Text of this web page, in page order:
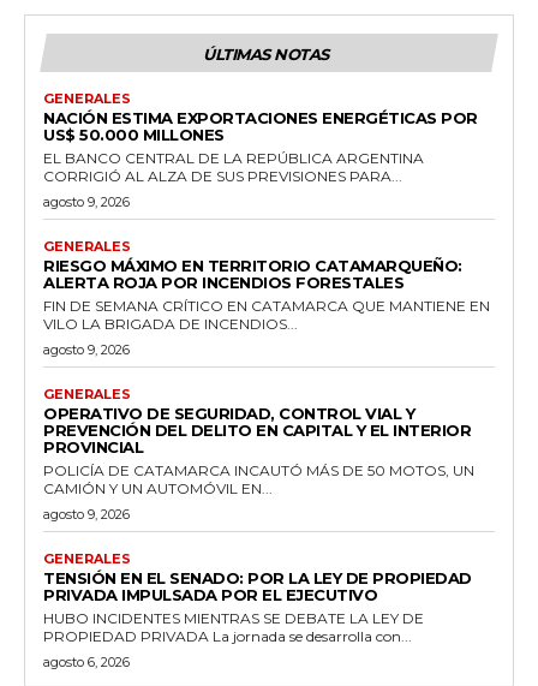
ÚLTIMAS NOTAS
GENERALES
NACIÓN ESTIMA EXPORTACIONES ENERGÉTICAS POR
US$ 50.000 MILLONES
EL BANCO CENTRAL DE LA REPÚBLICA ARGENTINA
CORRIGIÓ AL ALZA DE SUS PREVISIONES PARA...
agosto 9, 2026
GENERALES
RIESGO MÁXIMO EN TERRITORIO CATAMARQUEÑO:
ALERTA ROJA POR INCENDIOS FORESTALES
FIN DE SEMANA CRÍTICO EN CATAMARCA QUE MANTIENE EN
VILO LA BRIGADA DE INCENDIOS...
agosto 9, 2026
GENERALES
OPERATIVO DE SEGURIDAD, CONTROL VIAL Y
PREVENCIÓN DEL DELITO EN CAPITAL Y EL INTERIOR
PROVINCIAL
POLICÍA DE CATAMARCA INCAUTÓ MÁS DE 50 MOTOS, UN
CAMIÓN Y UN AUTOMÓVIL EN...
agosto 9, 2026
GENERALES
TENSIÓN EN EL SENADO: POR LA LEY DE PROPIEDAD
PRIVADA IMPULSADA POR EL EJECUTIVO
HUBO INCIDENTES MIENTRAS SE DEBATE LA LEY DE
PROPIEDAD PRIVADA La jornada se desarrolla con...
agosto 6, 2026